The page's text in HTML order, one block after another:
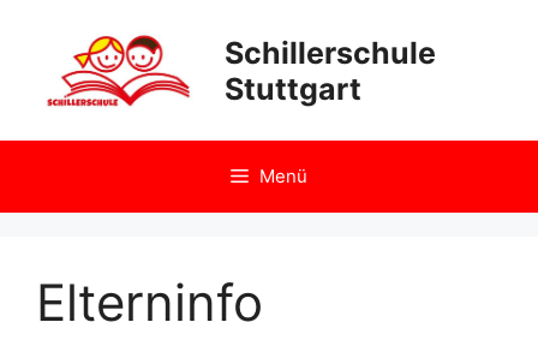
springen
Schillerschule
Stuttgart
Menü
Elterninfo